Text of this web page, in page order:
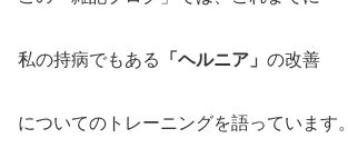
私の持病でもある 「ヘルニア」 の改善
についてのトレーニングを語っています。